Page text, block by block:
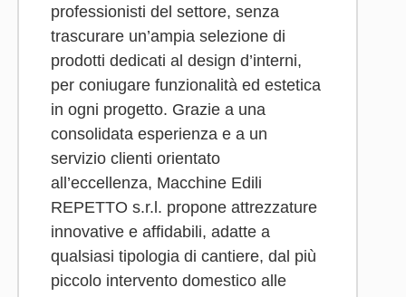
professionisti del settore, senza
trascurare un’ampia selezione di
prodotti dedicati al design d’interni,
per coniugare funzionalità ed estetica
in ogni progetto. Grazie a una
consolidata esperienza e a un
servizio clienti orientato
all’eccellenza, Macchine Edili
REPETTO s.r.l. propone attrezzature
innovative e affidabili, adatte a
qualsiasi tipologia di cantiere, dal più
piccolo intervento domestico alle